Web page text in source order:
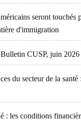
seront touchés
d'immigration
CUSP, juin 2026
du secteur de la
: les conditions